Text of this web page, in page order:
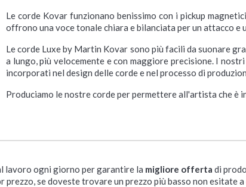
Le corde Kovar funzionano benissimo con i pickup
offrono una voce tonale chiara e bilanciata per un attacco e
Le corde Luxe by Martin Kovar sono più facili da suonare
a lungo, più velocemente e con maggiore precisione. I
incorporati nel design delle corde e nel processo di
Produciamo le nostre corde per permettere all'artista che è
lavoro ogni giorno per garantire la migliore offerta di
prezzo, se doveste trovare un prezzo più basso non esitate